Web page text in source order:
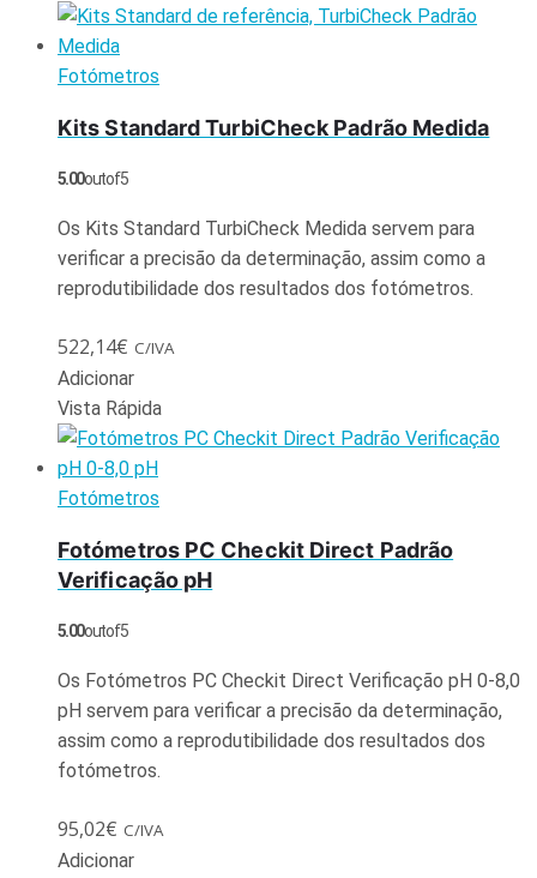
Fotómetros
Kits Standard TurbiCheck Padrão Medida
5.00out of 5
Os Kits Standard TurbiCheck Medida servem para
verificar a precisão da determinação, assim como a
reprodutibilidade dos resultados dos fotómetros.
522,14€ C/IVA
Adicionar
Vista Rápida
Fotómetros
Fotómetros PC Checkit Direct Padrão
Verificação pH
5.00out of 5
Os Fotómetros PC Checkit Direct Verificação pH 0-8,0
pH servem para verificar a precisão da determinação,
assim como a reprodutibilidade dos resultados dos
fotómetros.
95,02€ C/IVA
Adicionar